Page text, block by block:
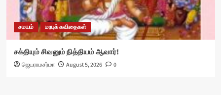
சமயம் மரபுக் கவிதைகள்
சக்தியும் சிவனும் நித்தியம் ஆவார்!
ஜெயராமசர்மா August 5, 2026 0